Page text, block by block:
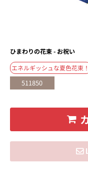
ひまわりの花束 - お祝い
エネルギッシュな夏色花束！
511850
住所を知